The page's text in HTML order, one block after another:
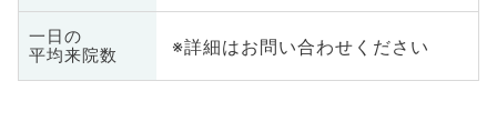
一日の
平均来院数
※詳細はお問い合わせください